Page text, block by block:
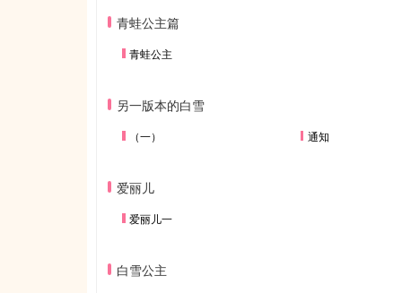
青蛙公主篇
青蛙公主
另一版本的白雪
（一） 通知
爱丽儿
爱丽儿一
白雪公主